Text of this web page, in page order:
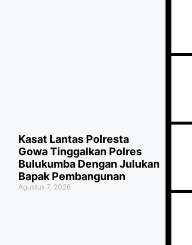
Kasat Lantas Polresta
Gowa Tinggalkan Polres
Bulukumba Dengan Julukan
Bapak Pembangunan
Agustus 7, 2026